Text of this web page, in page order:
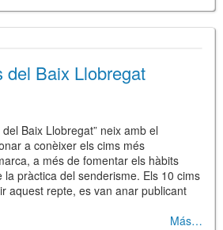
del Baix Llobregat
Baix Llobregat” neix amb el
a conèixer els cims més
a més de fomentar els hàbits
pràctica del senderisme. Els 10 cims
aquest repte, es van anar publicant
Más